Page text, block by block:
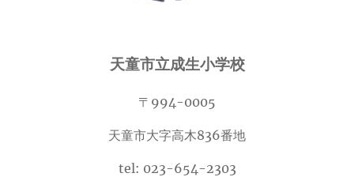
天童市立成生小学校
〒994-0005
天童市大字高木836番地
tel: 023-654-2303